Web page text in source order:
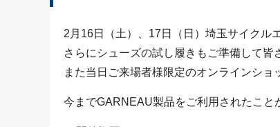
2月16日（土）、17日（日）埼玉サイクル
さらにシューズの試し履きもご準備して皆
また当日ご来場者様限定のオンラインショ
今までGARNEAU製品をご利用されたこ